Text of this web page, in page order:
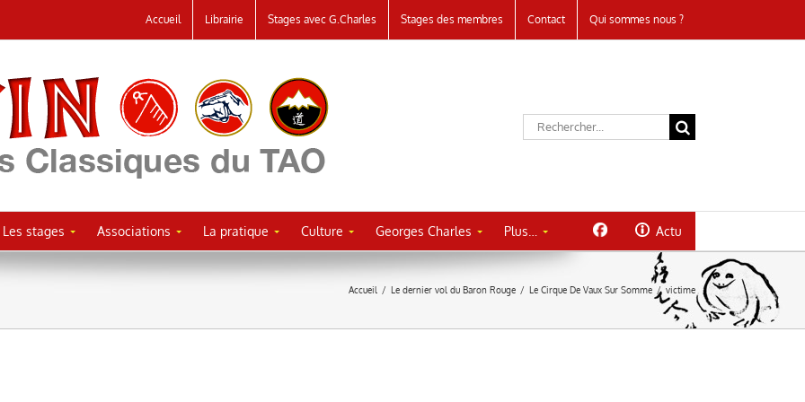
Accueil Librairie Stages avec G.Charles Stages des membres Contact Qui sommes nous ?
Rechercher:
Les stages Associations La pratique Culture Georges Charles Plus… Actu
Accueil / Le dernier vol du Baron Rouge / Le Cirque De Vaux Sur Somme / victime